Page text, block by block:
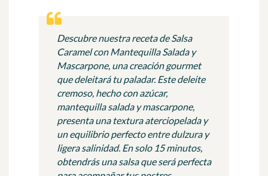
Descubre nuestra receta de Salsa
Caramel con Mantequilla Salada y
Mascarpone, una creación gourmet
que deleitará tu paladar. Este deleite
cremoso, hecho con azúcar,
mantequilla salada y mascarpone,
presenta una textura aterciopelada y
un equilibrio perfecto entre dulzura y
ligera salinidad. En solo 15 minutos,
obtendrás una salsa que será perfecta